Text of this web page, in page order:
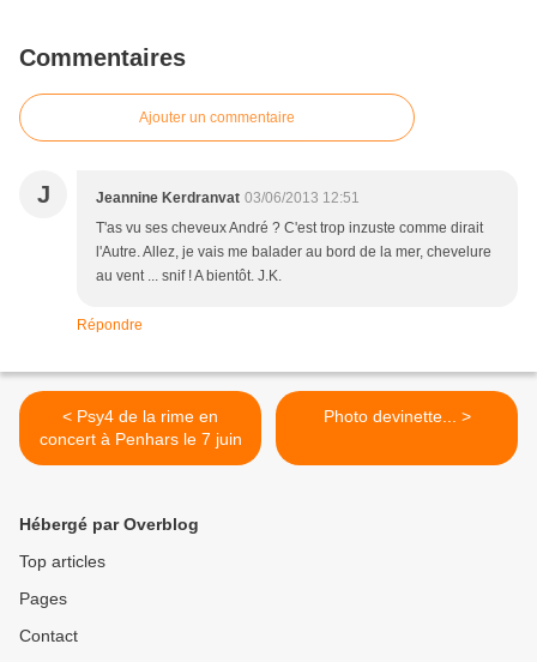
Commentaires
Ajouter un commentaire
J Jeannine Kerdranvat 03/06/2013 12:51
T'as vu ses cheveux André ? C'est trop inzuste comme dirait
l'Autre. Allez, je vais me balader au bord de la mer, chevelure
au vent ... snif ! A bientôt. J.K.
Répondre
< Psy4 de la rime en
concert à Penhars le 7 juin
Photo devinette... >
Hébergé par Overblog
Top articles
Pages
Contact